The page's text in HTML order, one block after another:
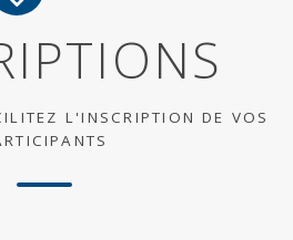
L'INSCRIPTION DE VOS